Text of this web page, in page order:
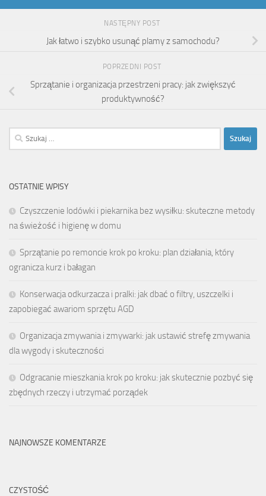
NASTĘPNY POST
Jak łatwo i szybko usunąć plamy z samochodu?
POPRZEDNI POST
Sprzątanie i organizacja przestrzeni pracy: jak zwiększyć
produktywność?
Szukaj:
OSTATNIE WPISY
Czyszczenie lodówki i piekarnika bez wysiłku: skuteczne metody
na świeżość i higienę w domu
Sprzątanie po remoncie krok po kroku: plan działania, który
ogranicza kurz i bałagan
Konserwacja odkurzacza i pralki: jak dbać o filtry, uszczelki i
zapobiegać awariom sprzętu AGD
Organizacja zmywania i zmywarki: jak ustawić strefę zmywania
dla wygody i skuteczności
Odgracanie mieszkania krok po kroku: jak skutecznie pozbyć się
zbędnych rzeczy i utrzymać porządek
NAJNOWSZE KOMENTARZE
CZYSTOŚĆ